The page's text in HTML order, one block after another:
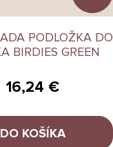
PODLOŽKA DO
BIRDIES GREEN
16,24 €
DO KOŠÍKA